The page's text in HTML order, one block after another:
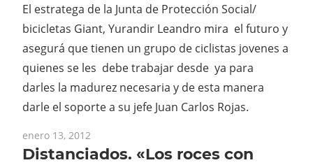
El estratega de la Junta de Protección Social/
bicicletas Giant, Yurandir Leandro mira el futuro y
asegurá que tienen un grupo de ciclistas jovenes a
quienes se les debe trabajar desde ya para
darles la madurez necesaria y de esta manera
darle el soporte a su jefe Juan Carlos Rojas.
enero 13, 2012
Distanciados. «Los roces con